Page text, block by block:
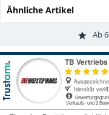
Ähnliche Artikel
Ab